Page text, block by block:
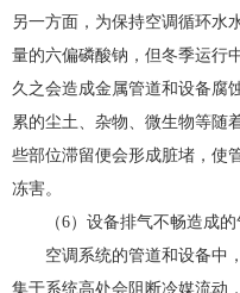
另一方面，为保持空调循环水
量的六偏磷酸钠，但冬季运行
久之会造成金属管道和设备腐
累的尘土、杂物、微生物等随
些部位滞留便会形成脏堵，使
冻害。
（6）设备排气不畅造成
空调系统的管道和设备中
集于系统高处会阻断冷媒流动